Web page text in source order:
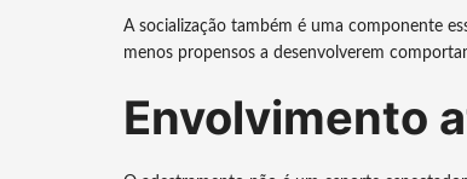
A socialização também é uma componente
menos propensos a desenvolverem
Envolvimento